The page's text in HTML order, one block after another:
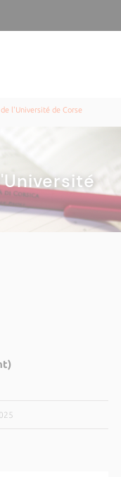
l'Université de Corse